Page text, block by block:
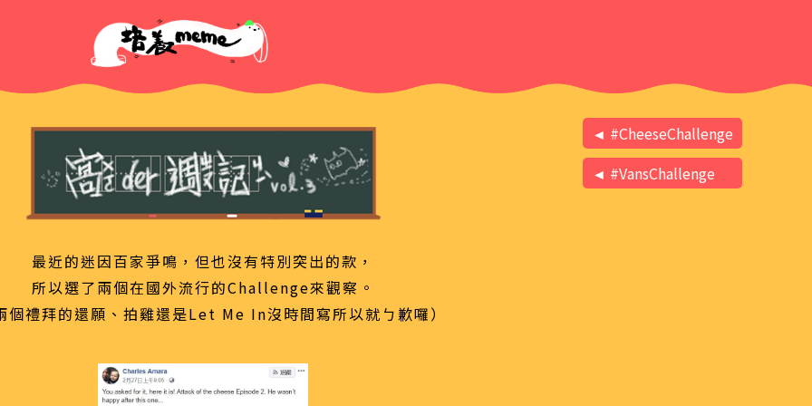
最近的迷因百家爭鳴，但也沒有特別突出的款，
所以選了兩個在國外流行的Challenge來觀察。
個禮拜的還願、拍雞還是Let Me In沒時間寫所以就ㄅ歉囉）
◄ #CheeseChallenge
◄ #VansChallenge